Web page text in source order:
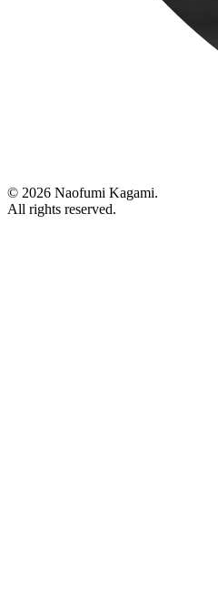
© 2026 Naofumi Kagami.
All rights reserved.